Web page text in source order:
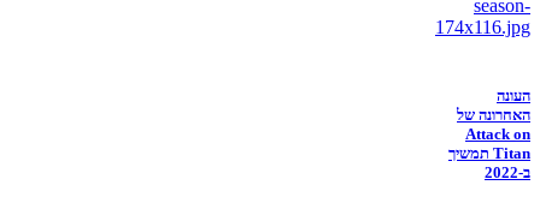
העונה
האחרונה של
Attack on
Titan תמשיך
ב-2022